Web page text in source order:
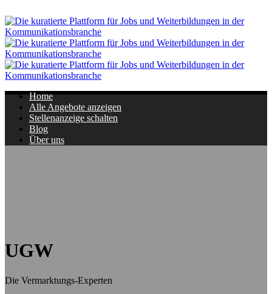
Home
Alle Angebote anzeigen
Stellenanzeige schalten
Blog
Über uns
UGW
Die Vermarktungs-Experten